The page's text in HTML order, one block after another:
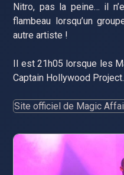
Nitro, pas la peine… il
flambeau lorsqu’un
autre artiste !
Il est 21h05 lorsque les
Captain Hollywood Project.
Site officiel de Magic